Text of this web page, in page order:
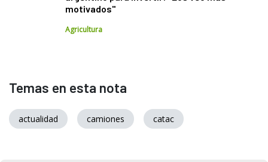
motivados"
Agricultura
Temas en esta nota
actualidad camiones catac